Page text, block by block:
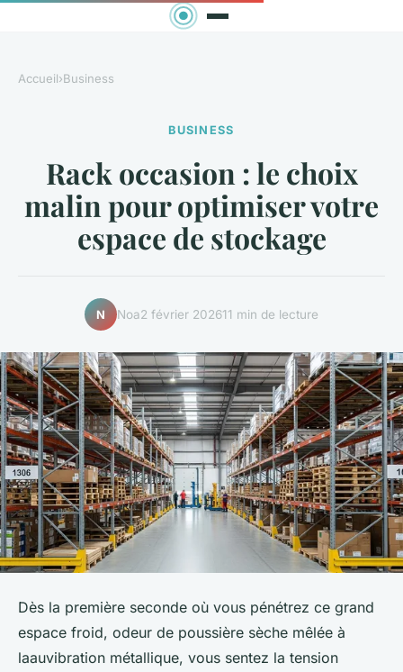
Accueil›Business
BUSINESS
Rack occasion : le choix
malin pour optimiser votre
espace de stockage
N Noa2 février 202611 min de lecture
Dès la première seconde où vous pénétrez ce grand
espace froid, odeur de poussière sèche mêlée à
laauvibration métallique, vous sentez la tension